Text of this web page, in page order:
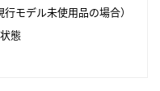
モデル未使用品の場合）
態